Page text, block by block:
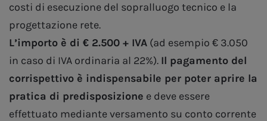
costi di esecuzione del sopralluogo tecnico e la
progettazione rete.
L’importo è di € 2.500 + IVA (ad esempio € 3.050
in caso di IVA ordinaria al 22%). Il pagamento del
corrispettivo è indispensabile per poter aprire la
pratica di predisposizione e deve essere
effettuato mediante versamento su conto corrente